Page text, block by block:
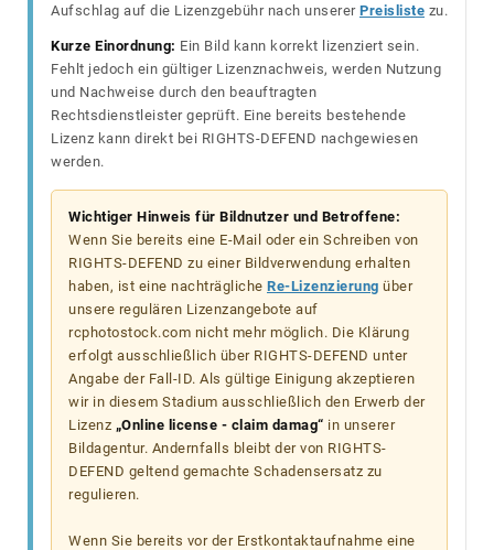
Aufschlag auf die Lizenzgebühr nach unserer Preisliste zu.
Kurze Einordnung: Ein Bild kann korrekt lizenziert sein.
Fehlt jedoch ein gültiger Lizenznachweis, werden Nutzung
und Nachweise durch den beauftragten
Rechtsdienstleister geprüft. Eine bereits bestehende
Lizenz kann direkt bei RIGHTS-DEFEND nachgewiesen
werden.
Wichtiger Hinweis für Bildnutzer und Betroffene:
Wenn Sie bereits eine E-Mail oder ein Schreiben von
RIGHTS-DEFEND zu einer Bildverwendung erhalten
haben, ist eine nachträgliche Re-Lizenzierung über
unsere regulären Lizenzangebote auf
rcphotostock.com nicht mehr möglich. Die Klärung
erfolgt ausschließlich über RIGHTS-DEFEND unter
Angabe der Fall-ID. Als gültige Einigung akzeptieren
wir in diesem Stadium ausschließlich den Erwerb der
Lizenz „Online license - claim damag“ in unserer
Bildagentur. Andernfalls bleibt der von RIGHTS-
DEFEND geltend gemachte Schadensersatz zu
regulieren.
Wenn Sie bereits vor der Erstkontaktaufnahme eine